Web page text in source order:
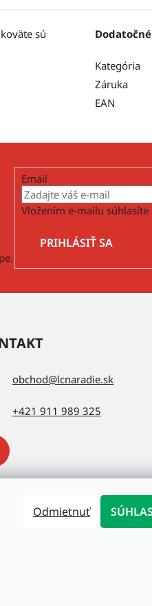
Odmietnuť
sú
Kategória
Záruka
EAN
Email
Vložením e-mailu súhlasíte
PRIHLÁSIŤ SA
obchod@lcnaradie.sk
+421 911 989 325